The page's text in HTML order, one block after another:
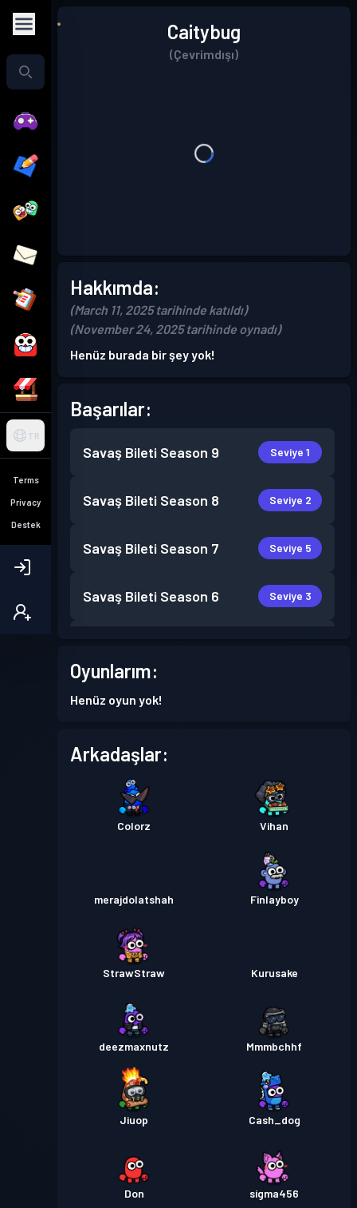
TR
Terms
Privacy
Destek
Caitybug
(Çevrimdışı)
Hakkımda:
(March 11, 2025 tarihinde katıldı)
(November 24, 2025 tarihinde oynadı)
Henüz burada bir şey yok!
Başarılar:
Savaş Bileti Season 9 Seviye 1
Savaş Bileti Season 8 Seviye 2
Savaş Bileti Season 7 Seviye 5
Savaş Bileti Season 6 Seviye 3
Savaş BiletiSeason 4
Savaş BiletiSeason 3
Oyunlarım:
Henüz oyun yok!
Arkadaşlar:
Colorz Vihan
merajdolatshah Finlayboy
StrawStraw Kurusake
deezmaxnutz Mmmbchhf
Jiuop Cash_dog
Don sigma456